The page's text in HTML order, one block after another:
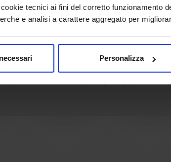
tecnici ai fini del corretto funzionamento
e analisi a carattere aggregato per
Personalizza
aggiornamento e nuovo contenuto in tema salute
Tenere fuori dalla portata dei bambini al di
Non superare la dose giornaliera